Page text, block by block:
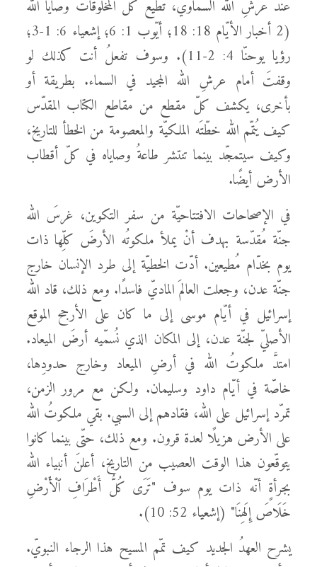
عند عرشِ الله السماويّ، تُطيع كلُّ المخلوقات وصايا الله
(2 أخبار الأيّام 18: 18؛ أيّوب 1: 6؛ إشعياء 6: 1-3؛
رؤيا يوحنّا 4: 2-11). وسوف تفعلُ أنت كذلك لو
وقفتَ أمام عرشِ الله المجيد في السماء. بطريقة أو
بأخرى، يكشف كلّ مقطع من مقاطع الكتاب المقدّس
كيف يُتمّم الله خطّتَه الملكيّة والمعصومة من الخطأ للتاريخ،
وكيف سيتمجّد بينما تنتشر طاعةُ وصاياه في كلّ أقطاب
الأرض أيضًا.
في الإصحاحات الافتتاحيّة من سفر التكوين، غرسَ الله
جنّة مُقدّسة بهدف أنْ يملأ ملكوتُه الأرضَ كلِّها ذات
يوم بخدّام مُطيعين. أدّت الخطيّة إلى طرد الإنسان خارج
جنّة عدن، وجعلت العالمَ الماديّ فاسدًا. ومع ذلك، قاد الله
إسرائيل في أيّام موسى إلى ما كان على الأرجح الموقع
الأصليّ لجنّة عدن، إلى المكان الذي نُسمّيه أرضَ الميعاد.
امتدَّ ملكوتُ الله في أرضِ الميعاد وخارج حدودِها،
خاصّة في أيّام داود وسليمان. ولكن مع مرور الزمن،
تمرّد إسرائيل على الله، فقادهم إلى السبي. بقي ملكوتُ الله
على الأرض هزيلًا لعدة قرون. ومع ذلك، حتّى بينما كانوا
يتوقّعون هذا الوقت العصيب من التاريخ، أعلنَ أنبياء الله
بجرأةٍ أنّه ذات يوم سوف "تَرَى كُلُّ أَطْرَافِ ٱلْأَرْضِ
خَلَاصَ إِلَهِنَا" (إشعياء 52: 10).
يشرح العهدُ الجديد كيف تمّم المسيح هذا الرجاء النبويّ.